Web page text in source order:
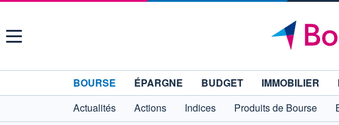
Menu
BOURSE ÉPARGNE BUDGET IMMOBILIER
Actualités
Actions Indices Produits de Bourse